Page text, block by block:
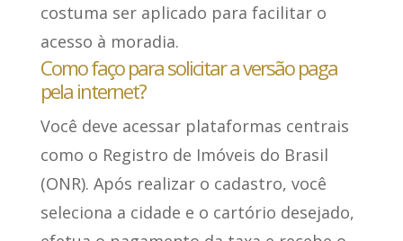
costuma ser aplicado para facilitar o
acesso à moradia.
Como faço para solicitar a versão paga
pela internet?
Você deve acessar plataformas centrais
como o Registro de Imóveis do Brasil
(ONR). Após realizar o cadastro, você
seleciona a cidade e o cartório desejado,